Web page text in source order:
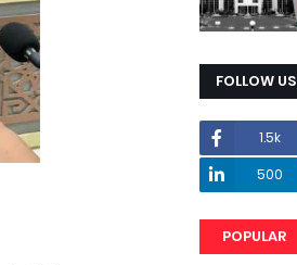
FOLLOW US
1.5k
500
POPULAR